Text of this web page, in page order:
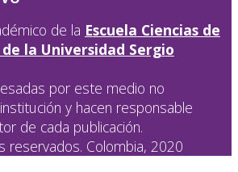
de la Escuela Ciencias de
la Universidad Sergio
por este medio no
y hacen responsable
de cada publicación.
reservados. Colombia, 2020